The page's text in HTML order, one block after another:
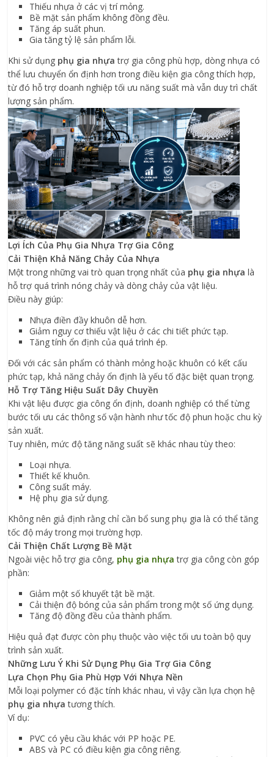
Thiếu nhựa ở các vị trí mỏng.
Bề mặt sản phẩm không đồng đều.
Tăng áp suất phun.
Gia tăng tỷ lệ sản phẩm lỗi.
Khi sử dụng phụ gia nhựa trợ gia công phù hợp, dòng nhựa có
thể lưu chuyển ổn định hơn trong điều kiện gia công thích hợp,
từ đó hỗ trợ doanh nghiệp tối ưu năng suất mà vẫn duy trì chất
lượng sản phẩm.
Lợi Ích Của Phụ Gia Nhựa Trợ Gia Công
Cải Thiện Khả Năng Chảy Của Nhựa
Một trong những vai trò quan trọng nhất của phụ gia nhựa là
hỗ trợ quá trình nóng chảy và dòng chảy của vật liệu.
Điều này giúp:
Nhựa điền đầy khuôn dễ hơn.
Giảm nguy cơ thiếu vật liệu ở các chi tiết phức tạp.
Tăng tính ổn định của quá trình ép.
Đối với các sản phẩm có thành mỏng hoặc khuôn có kết cấu
phức tạp, khả năng chảy ổn định là yếu tố đặc biệt quan trọng.
Hỗ Trợ Tăng Hiệu Suất Dây Chuyền
Khi vật liệu được gia công ổn định, doanh nghiệp có thể từng
bước tối ưu các thông số vận hành như tốc độ phun hoặc chu kỳ
sản xuất.
Tuy nhiên, mức độ tăng năng suất sẽ khác nhau tùy theo:
Loại nhựa.
Thiết kế khuôn.
Công suất máy.
Hệ phụ gia sử dụng.
Không nên giả định rằng chỉ cần bổ sung phụ gia là có thể tăng
tốc độ máy trong mọi trường hợp.
Cải Thiện Chất Lượng Bề Mặt
Ngoài việc hỗ trợ gia công, phụ gia nhựa trợ gia công còn góp
phần:
Giảm một số khuyết tật bề mặt.
Cải thiện độ bóng của sản phẩm trong một số ứng dụng.
Tăng độ đồng đều của thành phẩm.
Hiệu quả đạt được còn phụ thuộc vào việc tối ưu toàn bộ quy
trình sản xuất.
Những Lưu Ý Khi Sử Dụng Phụ Gia Trợ Gia Công
Lựa Chọn Phụ Gia Phù Hợp Với Nhựa Nền
Mỗi loại polymer có đặc tính khác nhau, vì vậy cần lựa chọn hệ
phụ gia nhựa tương thích.
Ví dụ:
PVC có yêu cầu khác với PP hoặc PE.
ABS và PC có điều kiện gia công riêng.